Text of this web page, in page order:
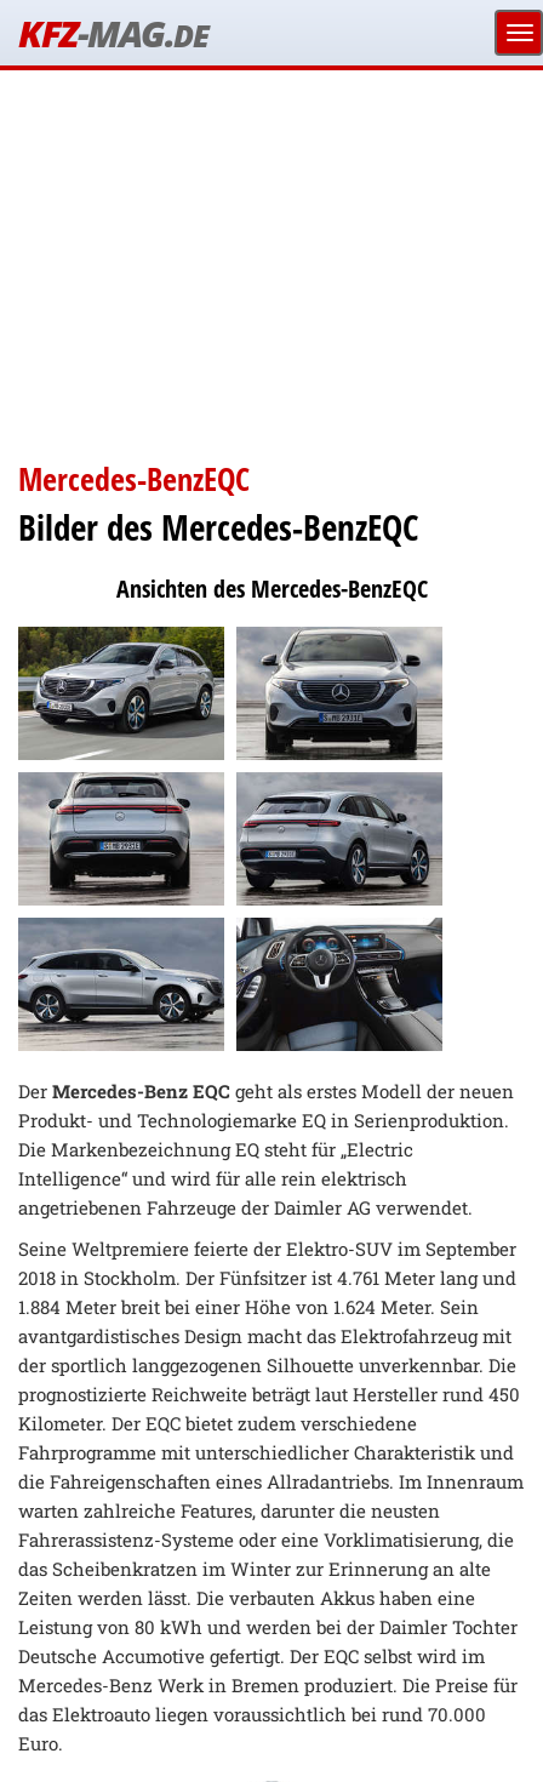
KFZ-MAG.DE
Mercedes-BenzEQC
Bilder des Mercedes-BenzEQC
Ansichten des Mercedes-BenzEQC
Der Mercedes-Benz EQC geht als erstes Modell der neuen
Produkt- und Technologiemarke EQ in Serienproduktion.
Die Markenbezeichnung EQ steht für „Electric
Intelligence“ und wird für alle rein elektrisch
angetriebenen Fahrzeuge der Daimler AG verwendet.
Seine Weltpremiere feierte der Elektro-SUV im September
2018 in Stockholm. Der Fünfsitzer ist 4.761 Meter lang und
1.884 Meter breit bei einer Höhe von 1.624 Meter. Sein
avantgardistisches Design macht das Elektrofahrzeug mit
der sportlich langgezogenen Silhouette unverkennbar. Die
prognostizierte Reichweite beträgt laut Hersteller rund 450
Kilometer. Der EQC bietet zudem verschiedene
Fahrprogramme mit unterschiedlicher Charakteristik und
die Fahreigenschaften eines Allradantriebs. Im Innenraum
warten zahlreiche Features, darunter die neusten
Fahrerassistenz-Systeme oder eine Vorklimatisierung, die
das Scheibenkratzen im Winter zur Erinnerung an alte
Zeiten werden lässt. Die verbauten Akkus haben eine
Leistung von 80 kWh und werden bei der Daimler Tochter
Deutsche Accumotive gefertigt. Der EQC selbst wird im
Mercedes-Benz Werk in Bremen produziert. Die Preise für
das Elektroauto liegen voraussichtlich bei rund 70.000
Euro.